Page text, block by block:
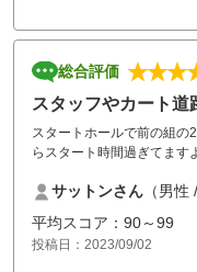
総合評価
スタッフやカート道
スタートホールで前の組の
らスタート時間過ぎてます
なりました。詰め込み過ぎ
つか事故起きそう。
サットンさん （男性
平均スコア：90～99
投稿日：2023/09/02